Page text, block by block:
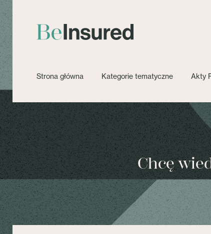
Strona główna Kategorie tematyczne Akty
Chcę